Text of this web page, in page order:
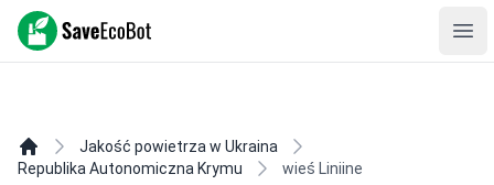
SaveEcoBot
Jakość powietrza w Ukraina
Republika Autonomiczna Krymu
wieś Liniine